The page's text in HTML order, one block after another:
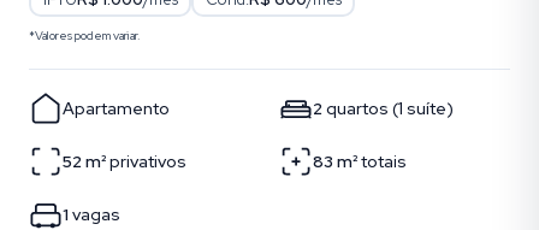
*Valores podem variar.
Apartamento 2 quartos (1 suíte)
52 m²privativos 83 m²totais
1 vagas